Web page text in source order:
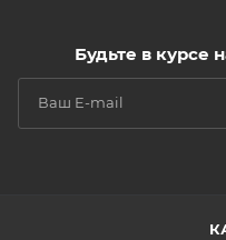
Будьте в курсе